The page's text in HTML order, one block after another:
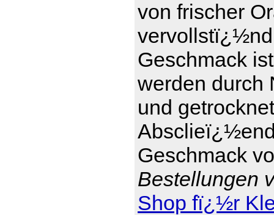
von frischer
Geschmack
werden durch
und
Geschmack
Bestellungen
Shop fï¿½r